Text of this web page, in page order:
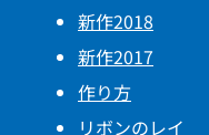
新作2018
新作2017
作り方
リボンのレイ